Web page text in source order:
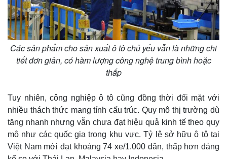
Các sản phẩm cho sản xuất ô tô chủ yếu vẫn là những chi
tiết đơn giản, có hàm lượng công nghệ trung bình hoặc
thấp
Tuy nhiên, công nghiệp ô tô cũng đồng thời đối mặt với
nhiều thách thức mang tính cấu trúc. Quy mô thị trường dù
tăng nhanh nhưng vẫn chưa đạt hiệu quả kinh tế theo quy
mô như các quốc gia trong khu vực. Tỷ lệ sở hữu ô tô tại
Việt Nam mới đạt khoảng 74 xe/1.000 dân, thấp hơn đáng